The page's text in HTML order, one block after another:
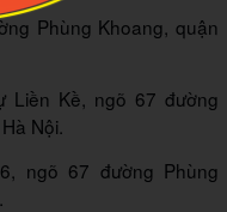
Phùng Khoang, quận
Liền Kề, ngõ 67 đường
Nội.
ngõ 67 đường Phùng